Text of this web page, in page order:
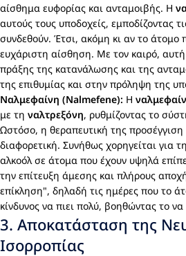
αίσθημα ευφορίας και ανταμοιβής. Η
αυτούς τους υποδοχείς, εμποδίζοντας
συνδεθούν. Έτσι, ακόμη κι αν το άτομο
ευχάριστη αίσθηση. Με τον καιρό,
πράξης της κατανάλωσης και της
της επιθυμίας και στην πρόληψη της
Ναλμεφαίνη (Nalmefene): Η
με τη ναλτρεξόνη, ρυθμίζοντας το
Ωστόσο, η θεραπευτική της προσέγγιση
διαφορετική. Συνήθως χορηγείται για τη
αλκοόλ σε άτομα που έχουν υψηλά
την επίτευξη άμεσης και πλήρους
επίκληση", δηλαδή τις ημέρες που το
κίνδυνος να πιει πολύ, βοηθώντας το
3. Αποκατάσταση της
Ισορροπίας